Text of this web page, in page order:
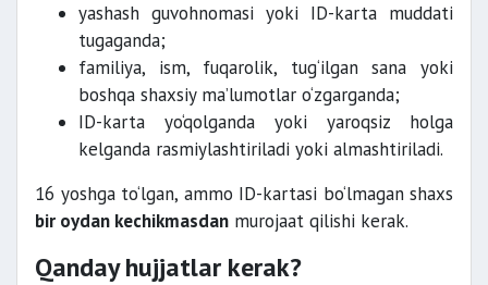
yashash guvohnomasi yoki ID-karta muddati
tugaganda;
familiya, ism, fuqarolik, tug‘ilgan sana yoki
boshqa shaxsiy ma’lumotlar o‘zgarganda;
ID-karta yo‘qolganda yoki yaroqsiz holga
kelganda rasmiylashtiriladi yoki almashtiriladi.
16 yoshga to‘lgan, ammo ID-kartasi bo‘lmagan shaxs
bir oydan kechikmasdan murojaat qilishi kerak.
Qanday hujjatlar kerak?